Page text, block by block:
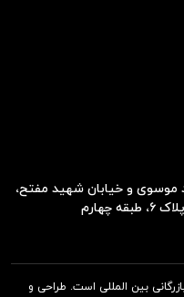
موسوی و خیابان شهید مفتح،
بین المللی است. طراحی و